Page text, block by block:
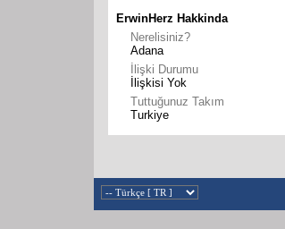
ErwinHerz Hakkinda
Nerelisiniz?
Adana
İlişki Durumu
İlişkisi Yok
Tuttuğunuz Takım
Turkiye